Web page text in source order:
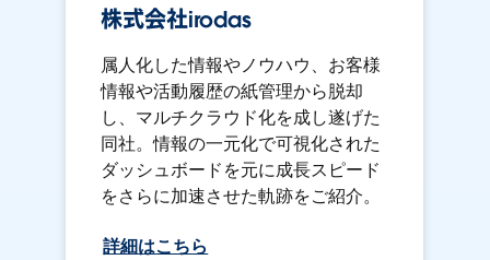
株式会社irodas
属人化した情報やノウハウ、お客様
情報や活動履歴の紙管理から脱却
し、マルチクラウド化を成し遂げた
同社。情報の一元化で可視化された
ダッシュボードを元に成長スピード
をさらに加速させた軌跡をご紹介。
詳細はこちら